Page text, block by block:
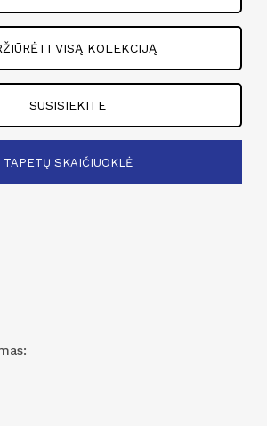
VISĄ KOLEKCIJĄ
SUSISIEKITE
TAPETŲ SKAIČIUOKLĖ